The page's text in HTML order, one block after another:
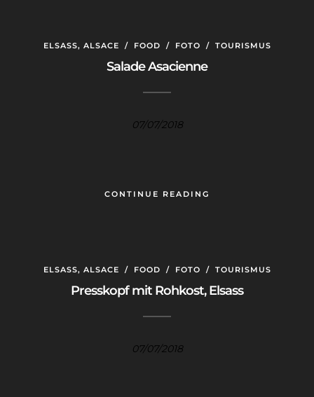
ELSASS, ALSACE / FOOD / FOTO / TOURISMUS
Salade Asacienne
07/07/2018
CONTINUE READING
ELSASS, ALSACE / FOOD / FOTO / TOURISMUS
Presskopf mit Rohkost, Elsass
07/07/2018